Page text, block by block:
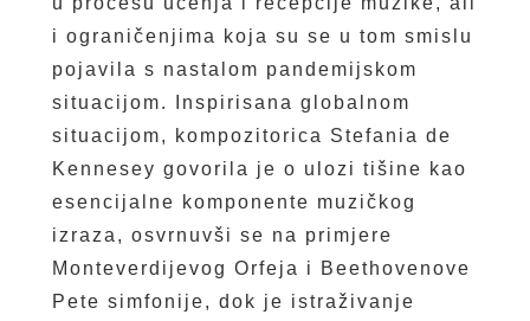
i ograničenjima koja su se u tom smislu
pojavila s nastalom pandemijskom
situacijom. Inspirisana globalnom
situacijom, kompozitorica Stefania de
Kennesey govorila je o ulozi tišine kao
esencijalne komponente muzičkog
izraza, osvrnuvši se na primjere
Monteverdijevog Orfeja i Beethovenove
Pete simfonije, dok je istraživanje